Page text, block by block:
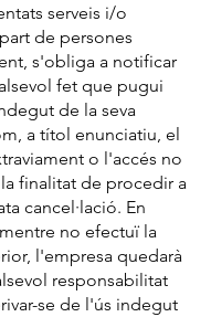
serveis i/o
de persones
s'obliga a notificar
fet que pugui
de la seva
a títol enunciatiu, el
o l'accés no
finalitat de procedir a
cancel·lació. En
no efectuï la
l'empresa quedarà
responsabilitat
se de l'ús indegut